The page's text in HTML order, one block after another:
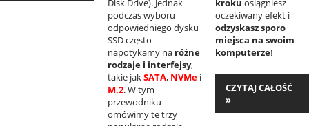
Disk Drive). Jednak
podczas wyboru
odpowiedniego dysku
SSD często
napotykamy na różne
rodzaje i interfejsy,
takie jakSATA, NVMe i
M.2. W tym
przewodniku
omówimy te trzy
kroku osiągniesz
oczekiwany efekt i
odzyskasz sporo
miejsca na swoim
komputerze!
CZYTAJ CAŁOŚĆ
»